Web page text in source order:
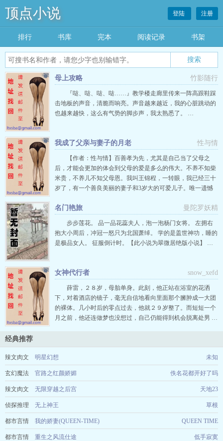
顶点小说
搜索
登陆 注册
排行 书库 完本 阅读记录 书架
竹影随行
母上攻略
『哒、哒、哒、哒……』教学楼走廊里传来一阵高跟鞋踩
击地板的声音，清脆而响亮。声音越来越近，我的心脏跳动的
也越来越快，这么有气势的脚步声，我太熟悉了。 …
性与情
我成了父亲与妻子的月老
【作者：性与情】百善孝为先，尤其是自己当了父母之
后，才能会更加的体会到父母的爱是多么的伟大。不养不知柴
米贵，不养儿不知父母恩。我叫王锦程，一转眼，我已经三十
岁了，有一个善良美丽的妻子和3岁大的可爱儿子。唯一遗憾
患淋巴癌去世了，扔下了我和我50岁的父亲，让我还没有来得
整七年的女友曲颖结婚…
曼陀罗妖精
名门艳旅
步步莲花。 品一品花蕊夫人，泡一泡杨门女将。 左拥右
抱大小周后，冲冠一怒只为北国萧绰。 学的是盖世神功，睡的
是极品女人。 征服倒计时。【此小说为翠微居绝版小说】 …
snow_xefd
女神代行者
薛雷，２８岁，母胎单身。此刻，他正站在浴室的花洒
下，对着酒店的镜子，毫无自信地看向里面那个臃肿成一大团
的裸体。几小时后的零点过去，他就２９岁整了。而短短一个
月之前，他还连做梦也没想过，自己仍能得到机会脱离处男 …
经典推荐
辣文肉文 明星幻想 未知
玄幻魔法 官路之红颜娇媚 佚名花都开好了吗
辣文肉文 无限穿越之后宫 天地23
侦探推理 无上神王 草根
都市言情 我的娇妻(QUEEN-TIME) QUEEN TIME
都市言情 重生之风流仕途 低手寂寞